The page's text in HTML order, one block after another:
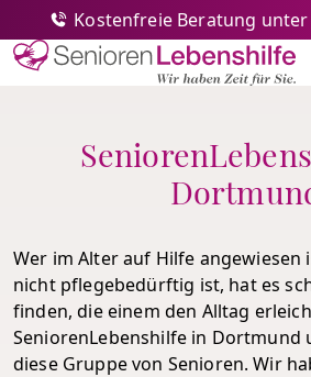
Kostenfreie Beratung unter
Wer im Alter auf Hilfe angewiesen
nicht pflegebedürftig ist, hat es
finden, die einem den Alltag
SeniorenLebenshilfe in Dortmund
diese Gruppe von Senioren. Wir